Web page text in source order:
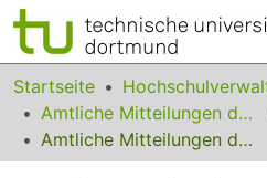
Bereiche & Sammlungen
Das gesamte Repositorium
Startseite
Amtliche Mitteilungen der Technischen Universität Dortmund
Amtliche Mitteilungen der Universität Dortmund Nr. 09/90